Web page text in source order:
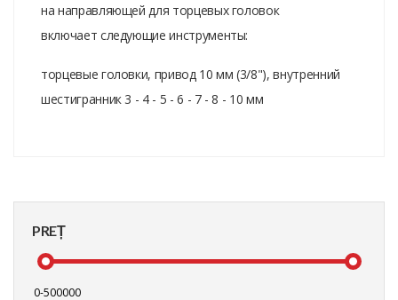
PREȚ
на направляющей для торцевых головок
включает следующие инструменты:
торцевые головки, привод 10 мм (3/8"), внутренний
шестигранник 3 - 4 - 5 - 6 - 7 - 8 - 10 мм